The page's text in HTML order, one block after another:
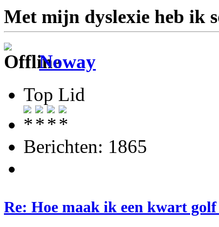
Met mijn dyslexie heb ik
Noway
Top Lid
Berichten: 1865
Re: Hoe maak ik een kwart